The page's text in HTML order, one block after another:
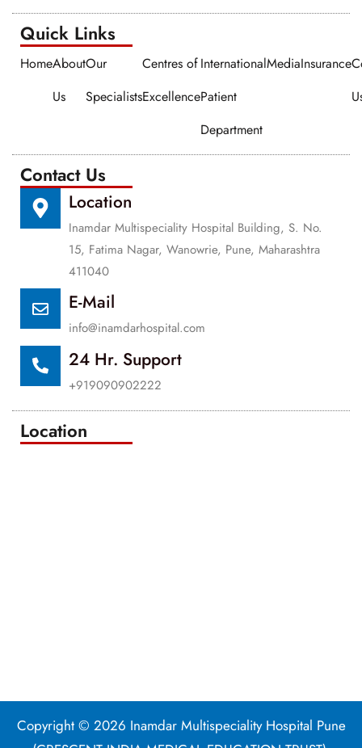
Quick Links​​
HomeAbout
Us
Our
Specialists
Centres of
Excellence
International
Patient
Department
MediaInsurance
Contact Us
Location
Inamdar Multispeciality Hospital Building, S. No.
15, Fatima Nagar, Wanowrie, Pune, Maharashtra
411040
E-Mail
info@inamdarhospital.com
24 Hr. Support
+919090902222
Location
Copyright © 2026 Inamdar Multispeciality Hospital Pune